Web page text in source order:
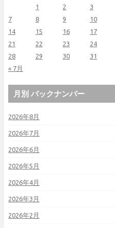
« 7月
1 2 3
7
8 9 10
14
15 16 17
21
22 23 24
28
29 30 31
月別 バックナンバー
2026年8月
2026年7月
2026年6月
2026年5月
2026年4月
2026年3月
2026年2月